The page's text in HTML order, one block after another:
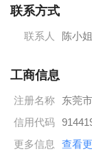
触摸屏、LED显
子等领域！
制造、高速精密
进国际知名品牌
导,不断推出高新
作, 以整合性服
联系方式
联系人 陈小姐
工商信息
注册名称
东莞
信用代码
更多信息
查看